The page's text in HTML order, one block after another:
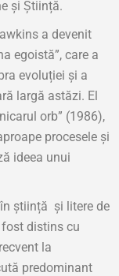
și Știință.
a devenit
egoistă”, care a
evoluției și a
largă astăzi. El
orb” (1986),
procesele și
ideea unui
știință și litere de
distins cu
la
predominant